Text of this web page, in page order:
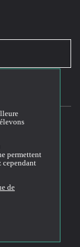
permettent
cependant
de